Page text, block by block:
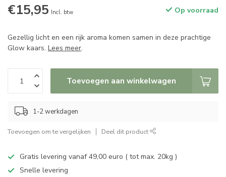
€15,95 Incl. btw Op voorraad
Gezellig licht en een rijk aroma komen samen in deze prachtige
Glow kaars. Lees meer.
Toevoegen aan winkelwagen
1-2 werkdagen
Toevoegen om te vergelijken Deel dit product
Gratis levering vanaf 49,00 euro ( tot max. 20kg )
Snelle levering